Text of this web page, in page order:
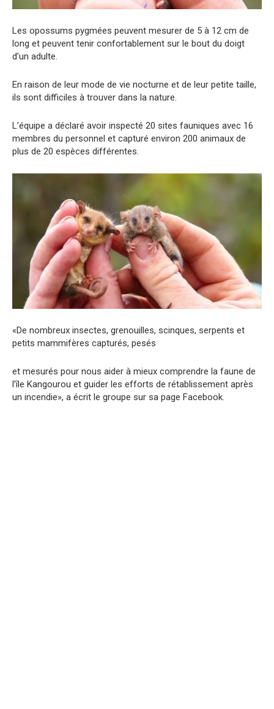
Les opossums pygmées peuvent mesurer de 5 à 12 cm de
long et peuvent tenir confortablement sur le bout du doigt
d’un adulte.
En raison de leur mode de vie nocturne et de leur petite taille,
ils sont difficiles à trouver dans la nature.
L’équipe a déclaré avoir inspecté 20 sites fauniques avec 16
membres du personnel et capturé environ 200 animaux de
plus de 20 espèces différentes.
«De nombreux insectes, grenouilles, scinques, serpents et
petits mammifères capturés, pesés
et mesurés pour nous aider à mieux comprendre la faune de
l’île Kangourou et guider les efforts de rétablissement après
un incendie», a écrit le groupe sur sa page Facebook.